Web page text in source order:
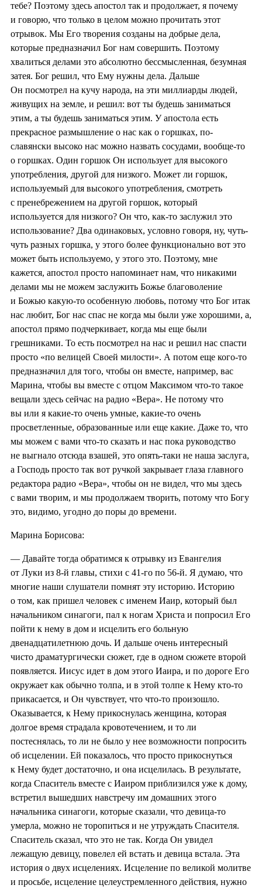
тебе? Поэтому здесь апостол так и продолжает, я почему
и говорю, что только в целом можно прочитать этот
отрывок. Мы Его творения созданы на добрые дела,
которые предназначил Бог нам совершить. Поэтому
хвалиться делами это абсолютно бессмысленная, безумная
затея. Бог решил, что Ему нужны дела. Дальше
Он посмотрел на кучу народа, на эти миллиарды людей,
живущих на земле, и решил: вот ты будешь заниматься
этим, а ты будешь заниматься этим. У апостола есть
прекрасное размышление о нас как о горшках, по-
славянски высоко нас можно назвать сосудами, вообще-то
о горшках. Один горшок Он использует для высокого
употребления, другой для низкого. Может ли горшок,
используемый для высокого употребления, смотреть
с пренебрежением на другой горшок, который
используется для низкого? Он что, как-то заслужил это
использование? Два одинаковых, условно говоря, ну, чуть-
чуть разных горшка, у этого более функционально вот это
может быть используемо, у этого это. Поэтому, мне
кажется, апостол просто напоминает нам, что никакими
делами мы не можем заслужить Божье благоволение
и Божью какую-то особенную любовь, потому что Бог итак
нас любит, Бог нас спас не когда мы были уже хорошими, а,
апостол прямо подчеркивает, когда мы еще были
грешниками. То есть посмотрел на нас и решил нас спасти
просто «по велицей Своей милости». А потом еще кого-то
предназначил для того, чтобы он вместе, например, вас
Марина, чтобы вы вместе с отцом Максимом что-то такое
вещали здесь сейчас на радио «Вера». Не потому что
вы или я какие-то очень умные, какие-то очень
просветленные, образованные или еще какие. Даже то, что
мы можем с вами что-то сказать и нас пока руководство
не выгнало отсюда взашей, это опять-таки не наша заслуга,
а Господь просто так вот ручкой закрывает глаза главного
редактора радио «Вера», чтобы он не видел, что мы здесь
с вами творим, и мы продолжаем творить, потому что Богу
это, видимо, угодно до поры до времени.
Марина Борисова:
— Давайте тогда обратимся к отрывку из Евангелия
от Луки из 8-й главы, стихи с 41-го по 56-й. Я думаю, что
многие наши слушатели помнят эту историю. Историю
о том, как пришел человек с именем Иаир, который был
начальником синагоги, пал к ногам Христа и попросил Его
пойти к нему в дом и исцелить его больную
двенадцатилетнюю дочь. И дальше очень интересный
чисто драматургически сюжет, где в одном сюжете второй
появляется. Иисус идет в дом этого Иаира, и по дороге Его
окружает как обычно толпа, и в этой толпе к Нему кто-то
прикасается, и Он чувствует, что что-то произошло.
Оказывается, к Нему прикоснулась женщина, которая
долгое время страдала кровотечением, и то ли
постеснялась, то ли не было у нее возможности попросить
об исцелении. Ей показалось, что просто прикоснуться
к Нему будет достаточно, и она исцелилась. В результате,
когда Спаситель вместе с Иаиром приблизился уже к дому,
встретил вышедших навстречу им домашних этого
начальника синагоги, которые сказали, что девица-то
умерла, можно не торопиться и не утруждать Спасителя.
Спаситель сказал, что это не так. Когда Он увидел
лежащую девицу, повелел ей встать и девица встала. Эта
история о двух исцелениях. Исцеление по великой молитве
и просьбе, исцеление целеустремленного действия, нужно